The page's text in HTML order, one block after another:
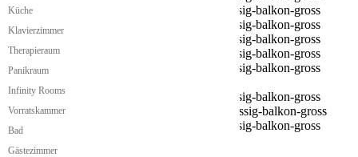
Küche
Klavierzimmer
Therapieraum
Panikraum
Infinity Rooms
Vorratskammer
Bad
Gästezimmer